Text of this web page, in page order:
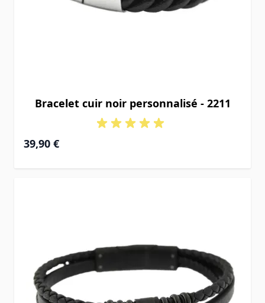
Bracelet cuir noir personnalisé - 2211
39,90 €